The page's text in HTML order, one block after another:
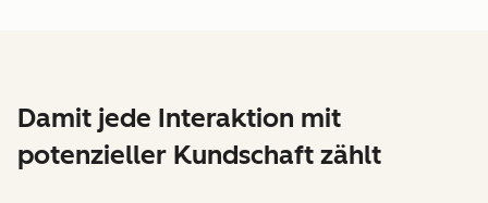
Damit jede Interaktion mit
potenzieller Kundschaft zählt